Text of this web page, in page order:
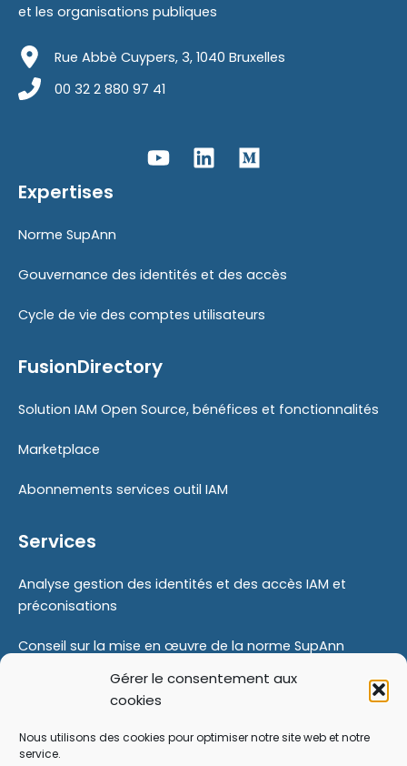
Gérer le consentement aux
cookies
Nous utilisons des cookies pour optimiser notre site web et notre
service.
et les organisations publiques
Rue Abbè Cuypers, 3, 1040 Bruxelles
00 32 2 880 97 41
Expertises
Norme SupAnn
Gouvernance des identités et des accès
Cycle de vie des comptes utilisateurs
FusionDirectory
Solution IAM Open Source, bénéfices et fonctionnalités
Marketplace
Abonnements services outil IAM
Services
Analyse gestion des identités et des accès IAM et
préconisations
Conseil sur la mise en œuvre de la norme SupAnn
Proof Of Concept